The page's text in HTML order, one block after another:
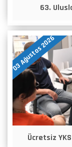
63.
03 Ağustos 2026
Ücretsiz